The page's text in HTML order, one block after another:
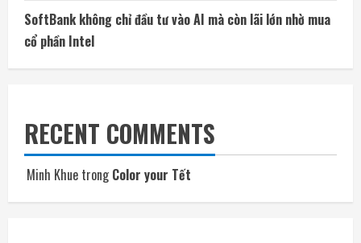
SoftBank không chỉ đầu tư vào AI mà còn lãi lớn nhờ mua
cổ phần Intel
RECENT COMMENTS
Minh Khue trongColor your Tết